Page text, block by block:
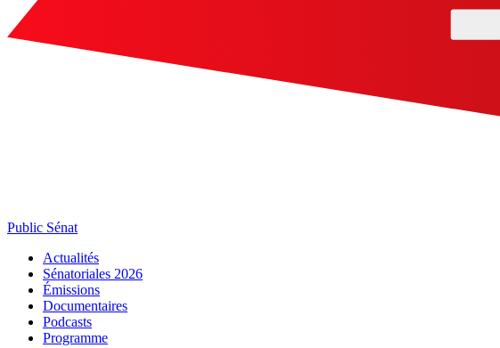
Public Sénat
Actualités
Sénatoriales 2026
Émissions
Documentaires
Podcasts
Programme